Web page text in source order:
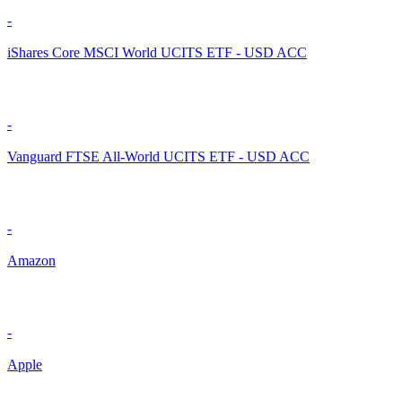
-
iShares Core MSCI World UCITS ETF - USD ACC
-
Vanguard FTSE All-World UCITS ETF - USD ACC
-
Amazon
-
Apple